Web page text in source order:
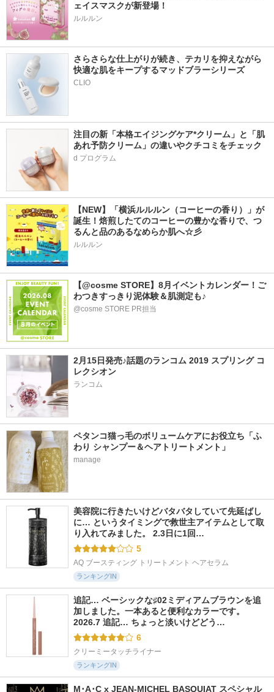
ェイスマスクが新登場！
ルルルン
さらさらな仕上がりが続き、テカリを抑えながら
快適な肌をキープするマッドブラーシリーズ
注目の新「本格エイジングケア*クリーム」と「肌
あれ予防クリーム」の違いやクチコミをチェック
d プログラム
【NEW】「横浜ルルルン（コーヒーの香り）」が
誕生！焙煎したてのコーヒーの豊かな香りで、つ
るんと品のあるなめらか肌へ☆彡
ルルルン
【@cosme STORE】8月イベントカレンダー！ご
わつきすっきり泥体験＆肌測定も♪
@cosme STORE PR担当
2月15日発売♪話題のランコム 2019 スプリング コ
レクシオン
ランコム
ペタンコ猫っ毛のボリュームケアにお役立ち「ふ
わり シャンプー＆ヘアトリートメント」
manage
美容院に行きたいけどバタバタしていて先延ばし
に… というタイミングで救世主アイテムとして取
り入れてみました。 2.3日に1回…
5
AQ ブースティング トリートメント ヘアセラム
ランキングIN
追記… ベーシックな♯02ミディアムブラウンを追
加しました。一本あると便利なカラーです。
2026.7 追記… ちょっと淡いけどどう…
6
クリーミータッチライナー
ランキングIN
M･A･C x JEAN-MICHEL BASQUIAT スペシャル